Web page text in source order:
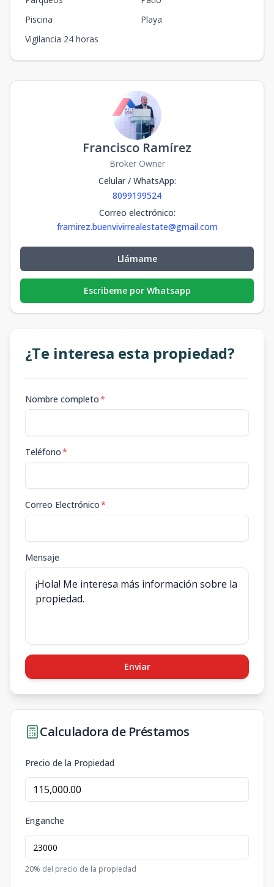
Piscina
Playa
Vigilancia 24 horas
Francisco Ramírez
Broker Owner
Celular / WhatsApp:
8099199524
Correo electrónico:
framirez.buenvivirrealestate@gmail.com
Llámame
Escribeme por Whatsapp
¿Te interesa esta propiedad?
Nombre completo*
Teléfono*
Correo Electrónico*
Mensaje
Enviar
Calculadora de Préstamos
Precio de la Propiedad
Enganche
20% del precio de la propiedad